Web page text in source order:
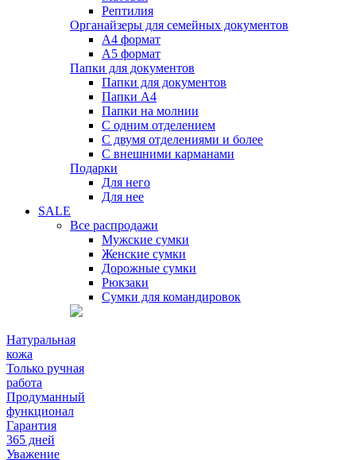
Рептилия
Органайзеры для семейных документов
А4 формат
А5 формат
Папки для документов
Папки для документов
Папки А4
Папки на молнии
С одним отделением
С двумя отделениями и более
С внешними карманами
Подарки
Для него
Для нее
SALE
Все распродажи
Мужские сумки
Женские сумки
Дорожные сумки
Рюкзаки
Сумки для командировок
Натуральная
кожа
Только ручная
работа
Продуманный
функционал
Гарантия
365 дней
Уважение